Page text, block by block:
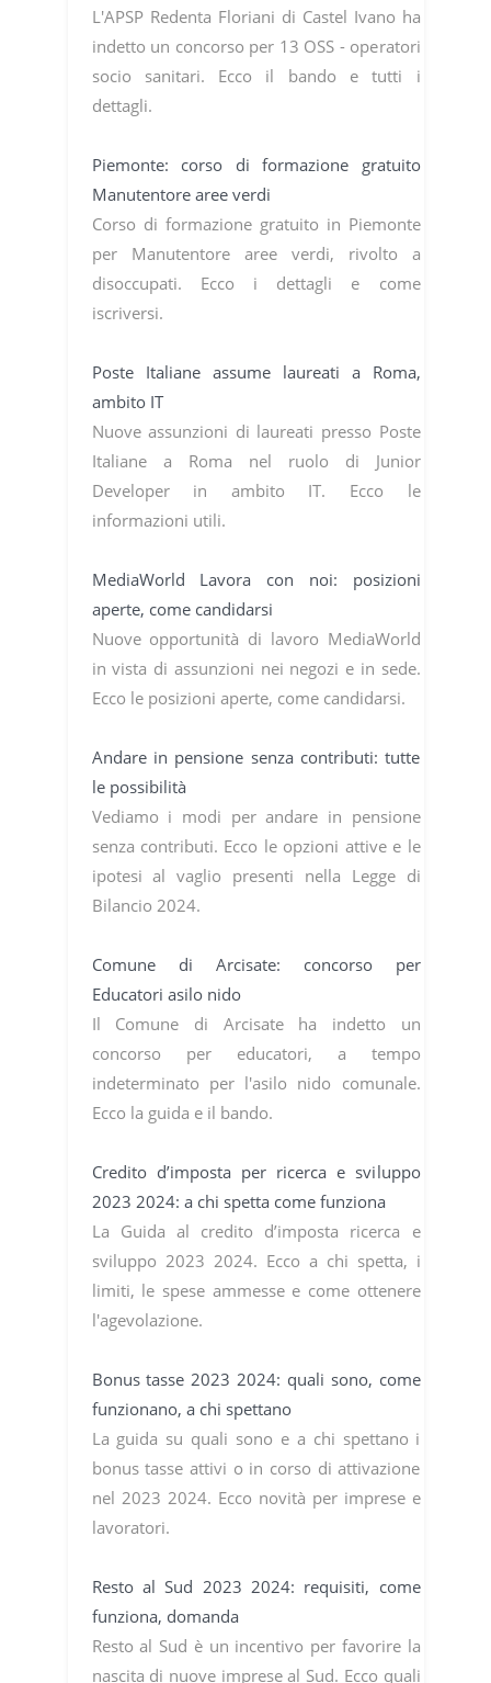
L'APSP Redenta Floriani di Castel Ivano ha
indetto un concorso per 13 OSS - operatori
socio sanitari. Ecco il bando e tutti i
dettagli.
Piemonte: corso di formazione gratuito
Manutentore aree verdi
Corso di formazione gratuito in Piemonte
per Manutentore aree verdi, rivolto a
disoccupati. Ecco i dettagli e come
iscriversi.
Poste Italiane assume laureati a Roma,
ambito IT
Nuove assunzioni di laureati presso Poste
Italiane a Roma nel ruolo di Junior
Developer in ambito IT. Ecco le
informazioni utili.
MediaWorld Lavora con noi: posizioni
aperte, come candidarsi
Nuove opportunità di lavoro MediaWorld
in vista di assunzioni nei negozi e in sede.
Ecco le posizioni aperte, come candidarsi.
Andare in pensione senza contributi: tutte
le possibilità
Vediamo i modi per andare in pensione
senza contributi. Ecco le opzioni attive e le
ipotesi al vaglio presenti nella Legge di
Bilancio 2024.
Comune di Arcisate: concorso per
Educatori asilo nido
Il Comune di Arcisate ha indetto un
concorso per educatori, a tempo
indeterminato per l'asilo nido comunale.
Ecco la guida e il bando.
Credito d’imposta per ricerca e sviluppo
2023 2024: a chi spetta come funziona
La Guida al credito d’imposta ricerca e
sviluppo 2023 2024. Ecco a chi spetta, i
limiti, le spese ammesse e come ottenere
l'agevolazione.
Bonus tasse 2023 2024: quali sono, come
funzionano, a chi spettano
La guida su quali sono e a chi spettano i
bonus tasse attivi o in corso di attivazione
nel 2023 2024. Ecco novità per imprese e
lavoratori.
Resto al Sud 2023 2024: requisiti, come
funziona, domanda
Resto al Sud è un incentivo per favorire la
nascita di nuove imprese al Sud. Ecco quali